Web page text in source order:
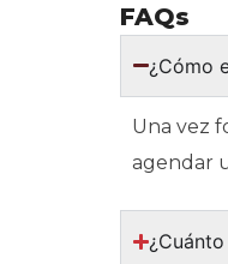
FAQs
¿Cómo
Una vez
agendar